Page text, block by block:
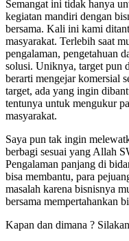
Semangat ini tidak hanya
kegiatan mandiri dengan
bersama. Kali ini kami
masyarakat. Terlebih saat
pengalaman, pengetahuan
solusi. Uniknya, target pun
berarti mengejar komersial
target, ada yang ingin
tentunya untuk mengukur
masyarakat.
Saya pun tak ingin
berbagi sesuai yang Allah
Pengalaman panjang di
bisa membantu, para
masalah karena bisnisnya
bersama mempertahankan
Kapan dan dimana ?